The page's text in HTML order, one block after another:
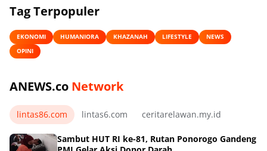
Tag Terpopuler
EKONOMI HUMANIORA KHAZANAH LIFESTYLE
NEWS
OPINI
ANEWS.co Network
lintas86.com lintas6.com ceritarelawan.my.id
Sambut HUT RI ke-81, Rutan Ponorogo Gandeng